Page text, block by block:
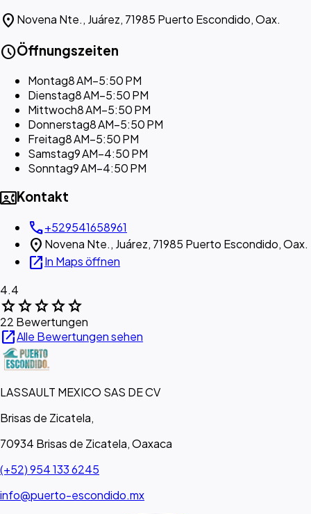
location_on Novena Nte., Juárez, 71985 Puerto Escondido, Oax.
scheduleÖffnungszeiten
Montag8 AM–5:50 PM
Dienstag8 AM–5:50 PM
Mittwoch8 AM–5:50 PM
Donnerstag8 AM–5:50 PM
Freitag8 AM–5:50 PM
Samstag9 AM–4:50 PM
Sonntag9 AM–4:50 PM
contact_phoneKontakt
call+529541658961
location_on Novena Nte., Juárez, 71985 Puerto Escondido, Oax.
open_in_newIn Maps öffnen
4.4
starstarstarstarstar
22 Bewertungen
open_in_newAlle Bewertungen sehen
LASSAULT MEXICO SAS DE CV
Brisas de Zicatela,
70934 Brisas de Zicatela, Oaxaca
(+52) 954 133 6245
info@puerto-escondido.mx